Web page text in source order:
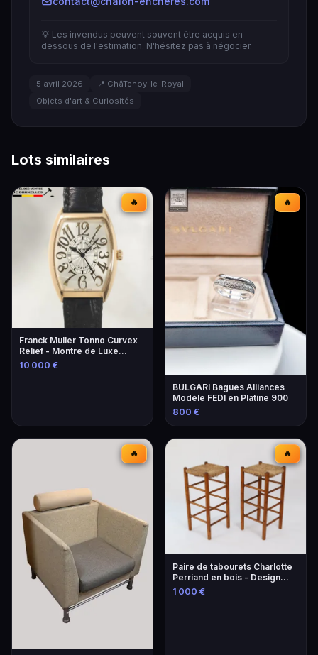
💡 Les invendus peuvent souvent être acquis en
dessous de l'estimation. N'hésitez pas à négocier.
5 avril 2026
📍 ChâTenoy-le-Royal
Objets d'art & Curiosités
Lots similaires
🔥
Franck Muller Tonno Curvex
Relief - Montre de Luxe
Unique
10 000 €
🔥
BULGARI Bagues Alliances
Modèle FEDI en Platine 900
800 €
🔥 🔥
Paire de tabourets Charlotte
Perriand en bois - Design
iconique
1 000 €